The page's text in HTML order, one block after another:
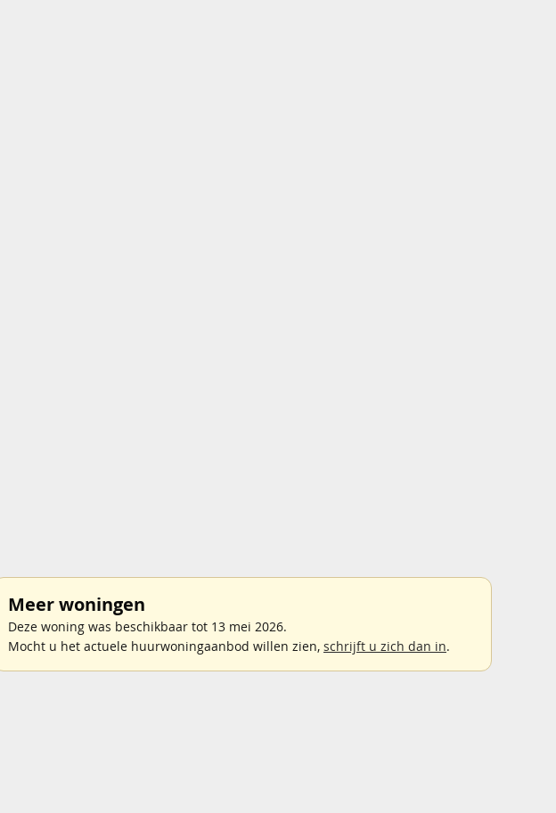
Meer woningen
Deze woning was beschikbaar tot 13 mei 2026.
Mocht u het actuele huurwoningaanbod willen zien, schrijft u zich dan in.